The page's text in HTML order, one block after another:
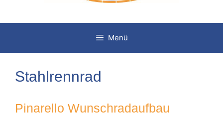
Menü
Stahlrennrad
Pinarello Wunschradaufbau